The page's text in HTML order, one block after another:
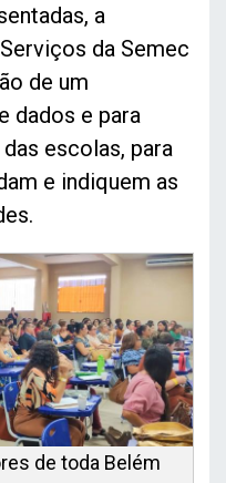
a
da Semec
de um
dados e para
escolas, para
e indiquem as
de toda Belém